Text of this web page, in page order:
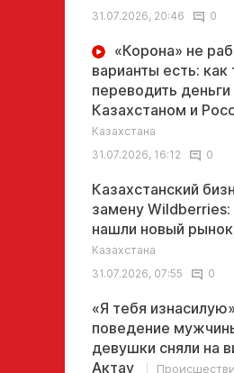
31.07.2026, 20:46
0
«Корона» не
варианты есть: как
переводить
Казахстаном и
Казахстана
31.07.2026, 16:12
0
Казахстанский
замену
нашли новый рынок
Казахстана
31.07.2026, 07:55
0
«Я тебя
поведение
девушки сняли на
Актау